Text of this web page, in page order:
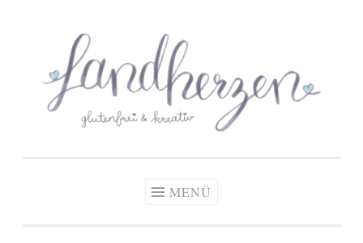
springen
Zöliakie, glutenfreie Ernährung
MENÜ